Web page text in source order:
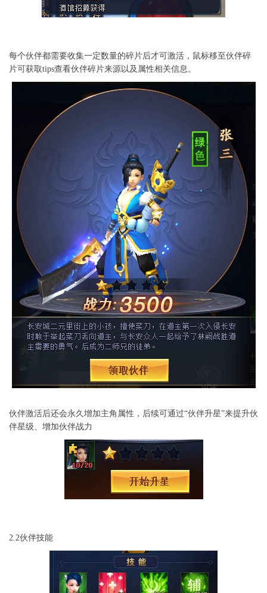
每个伙伴都需要收集一定数量的碎片后才可激活，鼠标移至伙伴碎
片可获取tips查看伙伴碎片来源以及属性相关信息。
伙伴激活后还会永久增加主角属性，后续可通过“伙伴升星”来提升伙
伴星级、增加伙伴战力
2.2伙伴技能